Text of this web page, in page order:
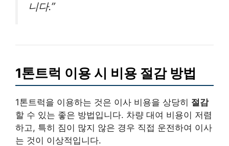
니다.”
1톤트럭 이용 시 비용 절감 방법
1톤트럭을 이용하는 것은 이사 비용을 상당히 절감
할 수 있는 좋은 방법입니다. 차량 대여 비용이 저렴
하고, 특히 짐이 많지 않은 경우 직접 운전하여 이사
는 것이 이상적입니다.